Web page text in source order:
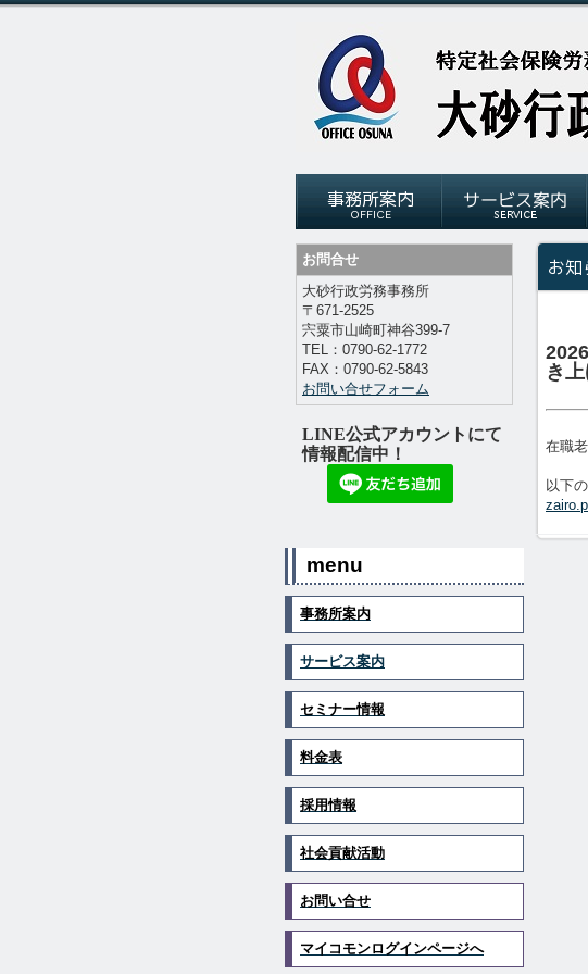
き
在職
以下
お問合せ
大砂行政労務事務所
〒671-2525
宍粟市山崎町神谷399-7
TEL： 0790-62-1772
FAX： 0790-62-5843
お問い合せフォーム
LINE公式アカウントにて
情報配信中！
menu
事務所案内
サービス案内
セミナー情報
料金表
採用情報
社会貢献活動
お問い合せ
マイコモンログインページへ